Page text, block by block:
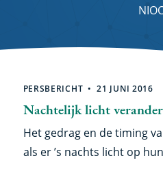
Zoekresultaten
Nachtelijk licht
PERSBERICHT 21 JUNI 2016
Het gedrag en de timing
als er ’s nachts licht op